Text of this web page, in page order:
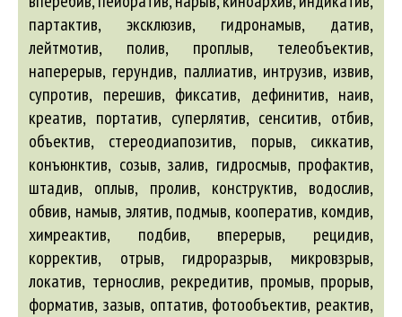
партактив, эксклюзив, гидронамыв, датив,
лейтмотив, полив, проплыв, телеобъектив,
наперерыв, герундив, паллиатив, интрузив, извив,
супротив, перешив, фиксатив, дефинитив, наив,
креатив, портатив, суперлятив, сенситив, отбив,
объектив, стереодиапозитив, порыв, сиккатив,
конъюнктив, созыв, залив, гидросмыв, профактив,
штадив, оплыв, пролив, конструктив, водослив,
обвив, намыв, элятив, подмыв, кооператив, комдив,
химреактив, подбив, вперерыв, рецидив,
корректив, отрыв, гидроразрыв, микровзрыв,
локатив, тернослив, рекредитив, промыв, прорыв,
форматив, зазыв, оптатив, фотообъектив, реактив,